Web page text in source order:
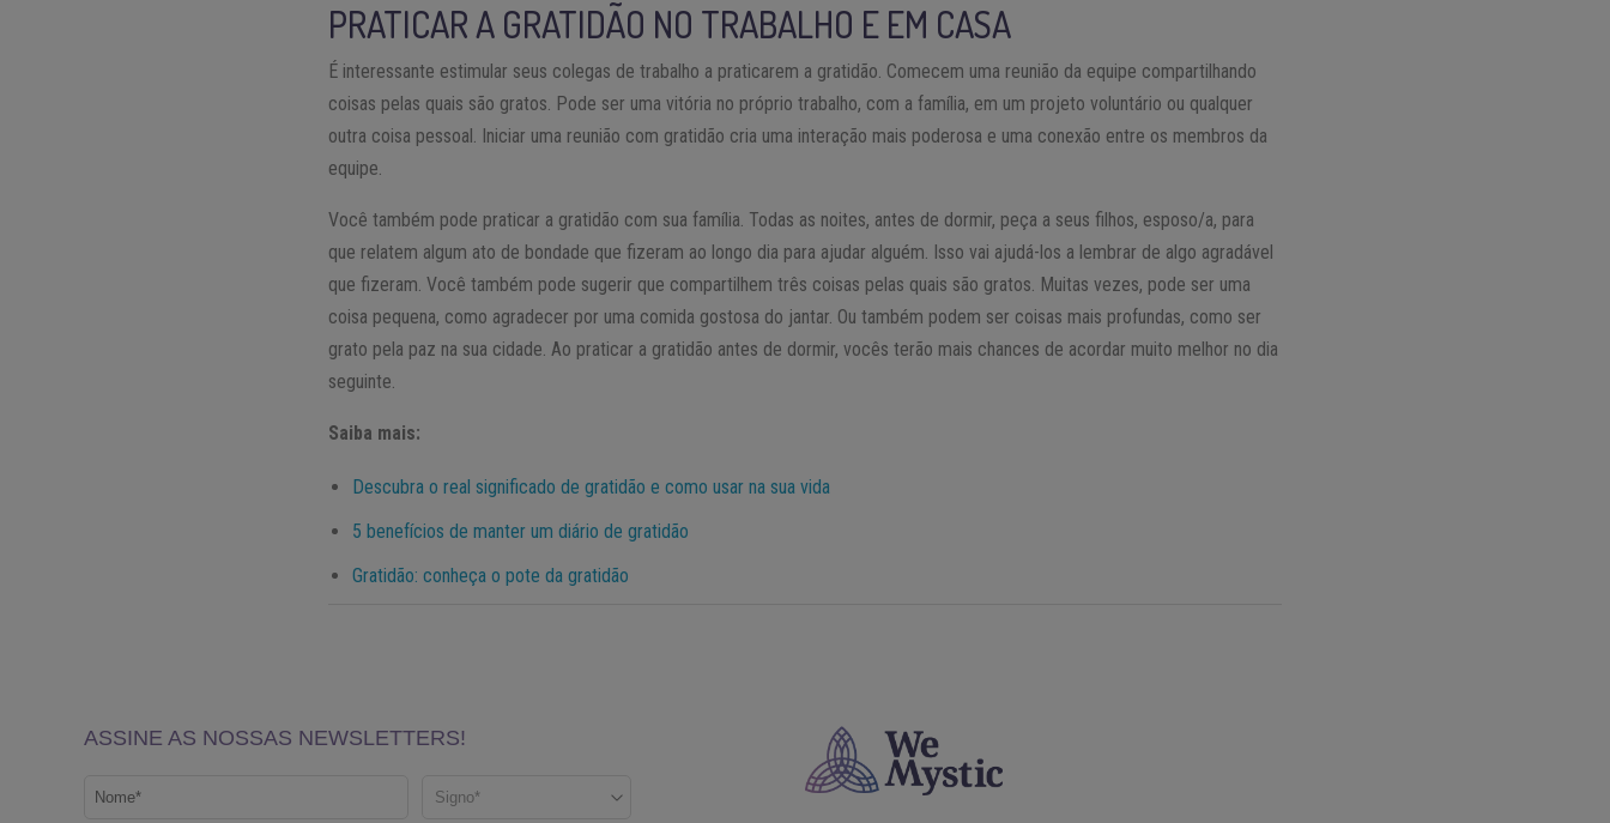
PRATICAR A GRATIDÃO NO TRABALHO E EM CASA
É interessante estimular seus colegas de trabalho a praticarem a gratidão. Comecem uma reunião da equipe compartilhando
coisas pelas quais são gratos. Pode ser uma vitória no próprio trabalho, com a família, em um projeto voluntário ou qualquer
outra coisa pessoal. Iniciar uma reunião com gratidão cria uma interação mais poderosa e uma conexão entre os membros da
equipe.
Você também pode praticar a gratidão com sua família. Todas as noites, antes de dormir, peça a seus filhos, esposo/a, para
que relatem algum ato de bondade que fizeram ao longo dia para ajudar alguém. Isso vai ajudá-los a lembrar de algo agradável
que fizeram. Você também pode sugerir que compartilhem três coisas pelas quais são gratos. Muitas vezes, pode ser uma
coisa pequena, como agradecer por uma comida gostosa do jantar. Ou também podem ser coisas mais profundas, como ser
grato pela paz na sua cidade. Ao praticar a gratidão antes de dormir, vocês terão mais chances de acordar muito melhor no dia
seguinte.
Saiba mais:
Descubra o real significado de gratidão e como usar na sua vida
5 benefícios de manter um diário de gratidão
Gratidão: conheça o pote da gratidão